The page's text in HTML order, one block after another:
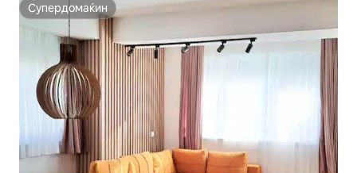
Супердомаќин
Супердомаќин